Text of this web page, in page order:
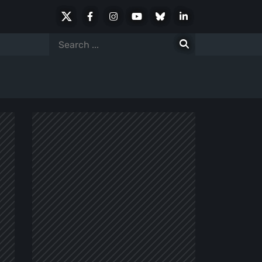
FacebookInstagramYoutubeBlueskyLinkedIn
Search